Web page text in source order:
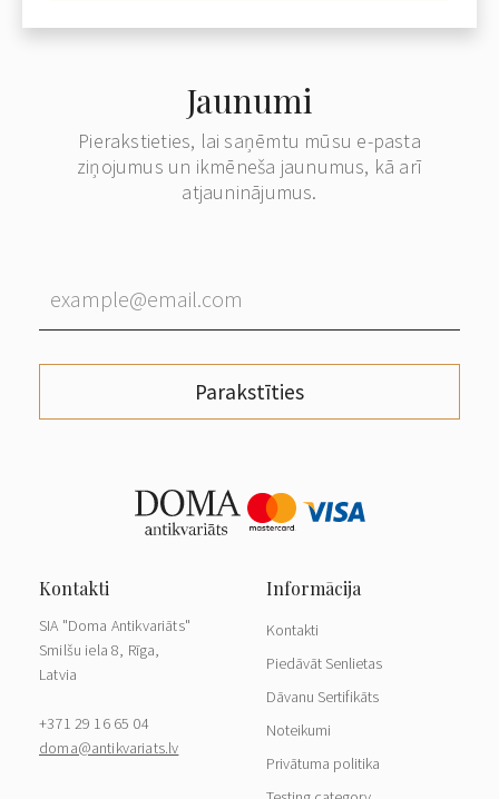
Jaunumi
Pierakstieties, lai saņēmtu mūsu e-pasta
ziņojumus un ikmēneša jaunumus, kā arī
atjauninājumus.
Parakstīties
SIA "Doma Antikvariāts"
Smilšu iela 8, Rīga,
Latvia
+371 29 16 65 04
doma@antikvariats.lv
Kontakti
Piedāvāt Senlietas
Dāvanu Sertifikāts
Noteikumi
Privātuma politika